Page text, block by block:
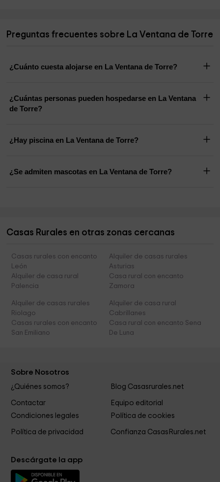
Preguntas frecuentes sobre La Ventana de Torre
¿Cuánto cuesta alojarse en La Ventana de Torre?
¿Cuántas personas pueden hospedarse en La Ventana
de Torre?
¿Hay piscina en La Ventana de Torre?
¿Se admiten mascotas en La Ventana de Torre?
Casas Rurales en otras zonas cercanas
Casas rurales con encanto
León
Alquiler de casas rurales
Asturias
Alquiler de casa rural
Palencia
Casa rural con encanto
Zamora
Alquiler de casas rurales
Riolago
Alquiler de casa rural
Cabrillanes
Casas rurales con encanto
San Emiliano
Casa rural con encanto Sena
De Luna
Sobre Nosotros
¿Quiénes somos? Blog Casasrurales.net
Contactar
Equipo editorial
Condiciones legales
Política de cookies
Política de privacidad Confianza CasasRurales.net
Descárgate la app